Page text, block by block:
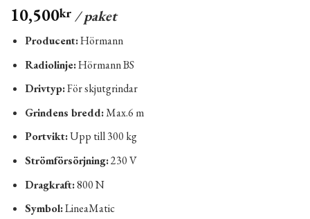
10,500kr / paket
Producent:Hörmann
Radiolinje:Hörmann BS
Drivtyp:För skjutgrindar
Grindens bredd:Max.6 m
Portvikt:Upp till 300 kg
Strömförsörjning:230 V
Dragkraft:800 N
Symbol:LineaMatic